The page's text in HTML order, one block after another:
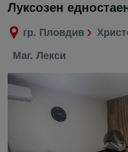
Луксозен
гр. Пловдив
Маг. Лекси